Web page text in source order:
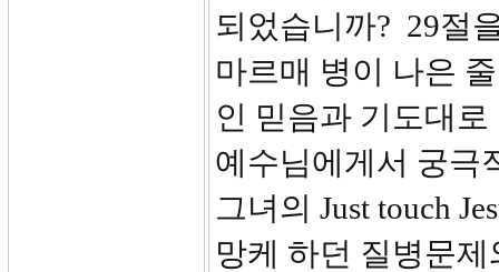
되었습니까? 29절
마르매 병이 나은
인 믿음과 기도대
예수님에게서 궁극
그녀의 Just touch
망케 하던 질병문